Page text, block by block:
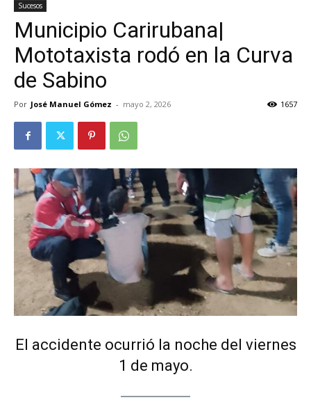
Sucesos
Municipio Carirubana|
Mototaxista rodó en la Curva
de Sabino
Por José Manuel Gómez - mayo 2, 2026 1657
El accidente ocurrió la noche del viernes
1 de mayo.